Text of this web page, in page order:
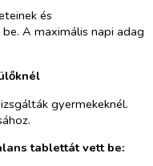
és
A maximális napi adag
gyermekeknél.
tablettát vett be: